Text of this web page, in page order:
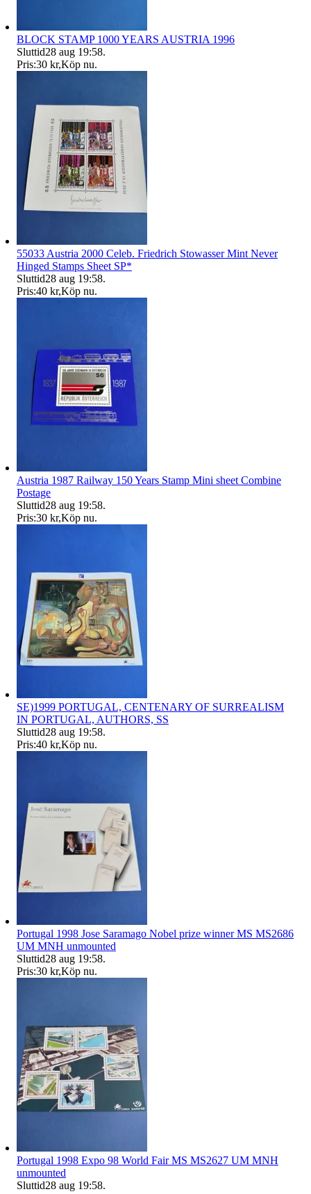
BLOCK STAMP 1000 YEARS AUSTRIA 1996
Sluttid28 aug 19:58.
Pris:30 kr,Köp nu.
55033 Austria 2000 Celeb. Friedrich Stowasser Mint Never
Hinged Stamps Sheet SP*
Sluttid28 aug 19:58.
Pris:40 kr,Köp nu.
Austria 1987 Railway 150 Years Stamp Mini sheet Combine
Postage
Sluttid28 aug 19:58.
Pris:30 kr,Köp nu.
SE)1999 PORTUGAL, CENTENARY OF SURREALISM
IN PORTUGAL, AUTHORS, SS
Sluttid28 aug 19:58.
Pris:40 kr,Köp nu.
Portugal 1998 Jose Saramago Nobel prize winner MS MS2686
UM MNH unmounted
Sluttid28 aug 19:58.
Pris:30 kr,Köp nu.
Portugal 1998 Expo 98 World Fair MS MS2627 UM MNH
unmounted
Sluttid28 aug 19:58.